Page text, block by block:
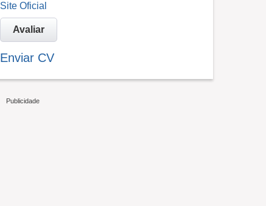
Site Oficial
Avaliar
Enviar CV